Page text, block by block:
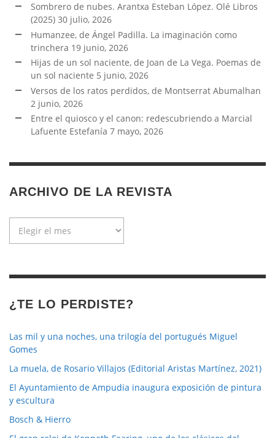
Sombrero de nubes. Arantxa Esteban López. Olé Libros
(2025) 30 julio, 2026
Humanzee, de Ángel Padilla. La imaginación como
trinchera 19 junio, 2026
Hijas de un sol naciente, de Joan de La Vega. Poemas de
un sol naciente 5 junio, 2026
Versos de los ratos perdidos, de Montserrat Abumalhan
2 junio, 2026
Entre el quiosco y el canon: redescubriendo a Marcial
Lafuente Estefanía 7 mayo, 2026
ARCHIVO DE LA REVISTA
¿TE LO PERDISTE?
Las mil y una noches, una trilogía del portugués Miguel
Gomes
La muela, de Rosario Villajos (Editorial Aristas Martínez, 2021)
El Ayuntamiento de Ampudia inaugura exposición de pintura
y escultura
Bosch & Hierro